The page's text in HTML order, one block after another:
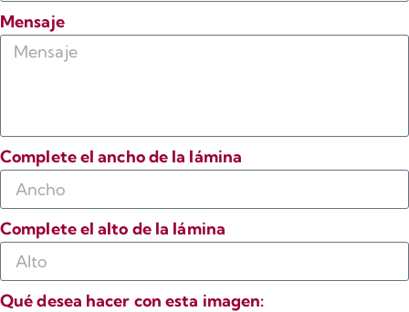
Mensaje
Complete el ancho de la lámina
Complete el alto de la lámina
Qué desea hacer con esta imagen: